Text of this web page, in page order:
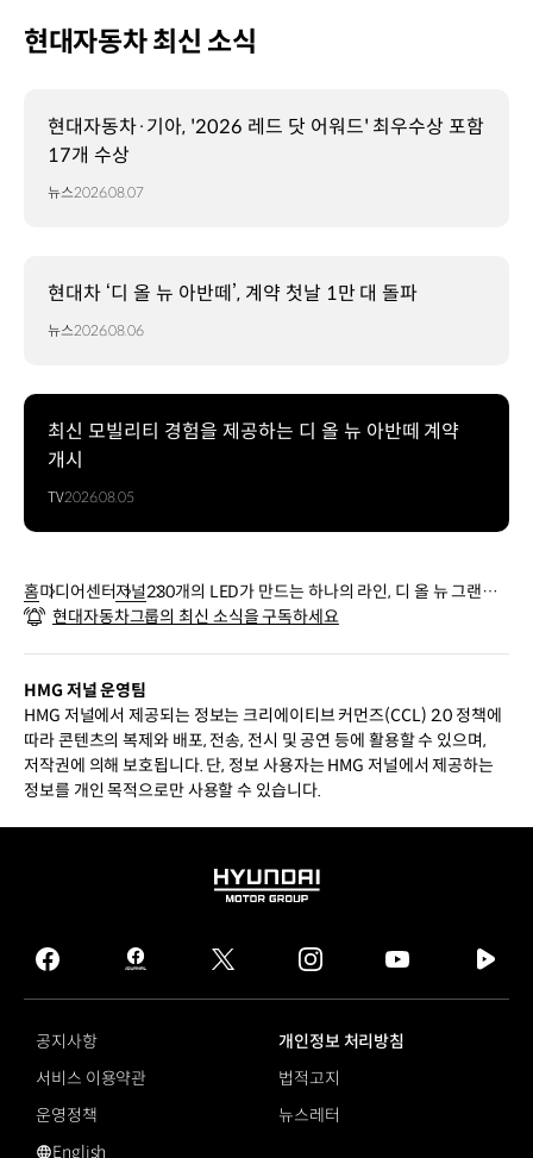
현대자동차 최신 소식
현대자동차·기아, '2026 레드 닷 어워드' 최우수상 포함
17개 수상
뉴스2026.08.07
현대차 ‘디 올 뉴 아반떼’, 계약 첫날 1만 대 돌파
뉴스2026.08.06
최신 모빌리티 경험을 제공하는 디 올 뉴 아반떼 계약
개시
TV2026.08.05
홈미디어센터저널230개의 LED가 만드는 하나의 라인, 디 올 뉴 그랜저
의 ‘심리스 호라이즌 램프’
현대자동차그룹의 최신 소식을 구독하세요
HMG 저널 운영팀
HMG 저널에서 제공되는 정보는 크리에이티브 커먼즈(CCL) 2.0 정책에
따라 콘텐츠의 복제와 배포, 전송, 전시 및 공연 등에 활용할 수 있으며,
저작권에 의해 보호됩니다. 단, 정보 사용자는 HMG 저널에서 제공하는
정보를 개인 목적으로만 사용할 수 있습니다.
HYUNDAI
GROUP
facebook
hmg
journal
twitter instagram
tv
공지사항
개인정보 처리방침
서비스 이용약관
법적고지
운영정책
뉴스레터
English